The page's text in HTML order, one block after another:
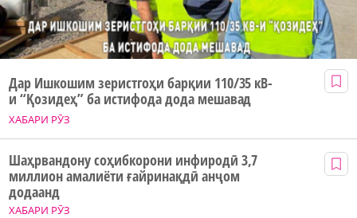
ХАБАРИ РӮЗ
Дар Ишкошим зеристгоҳи барқии 110/35 кВ-
и “Қозидеҳ” ба истифода дода мешавад
ХАБАРИ РӮЗ
Шаҳрвандону соҳибкорони инфиродӣ 3,7
миллион амалиёти ғайринақдӣ анҷом
додаанд